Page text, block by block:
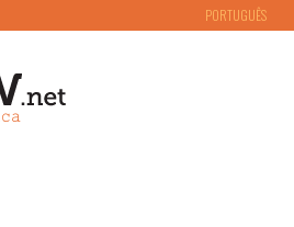
PORTUGUÊS